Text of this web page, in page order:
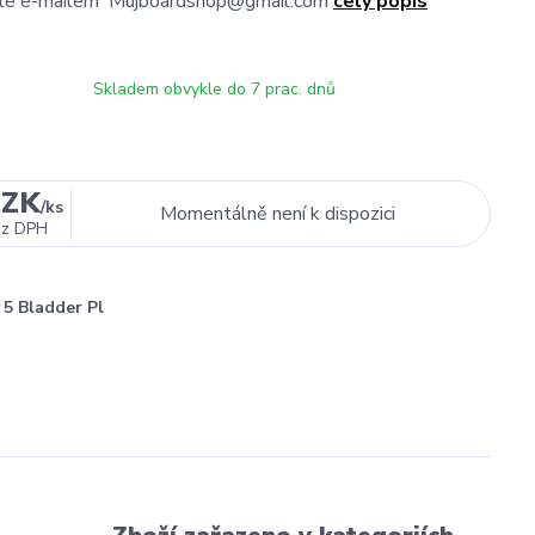
Skladem obvykle do 7 prac. dnů
/ks
DPH
Momentálně není k dispozici
5 Bladder Pl